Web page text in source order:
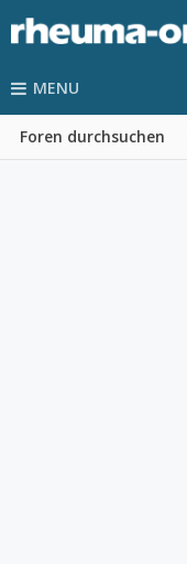
MENU
Foren durchsuchen